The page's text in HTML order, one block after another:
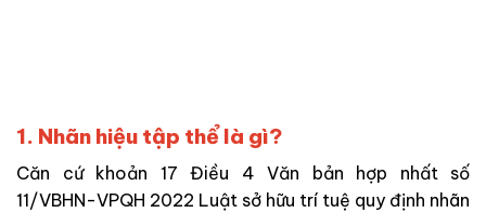
1. Nhãn hiệu tập thể là gì?
Căn cứ khoản 17 Điều 4 Văn bản hợp nhất số
11/VBHN-VPQH 2022 Luật sở hữu trí tuệ quy định nhãn